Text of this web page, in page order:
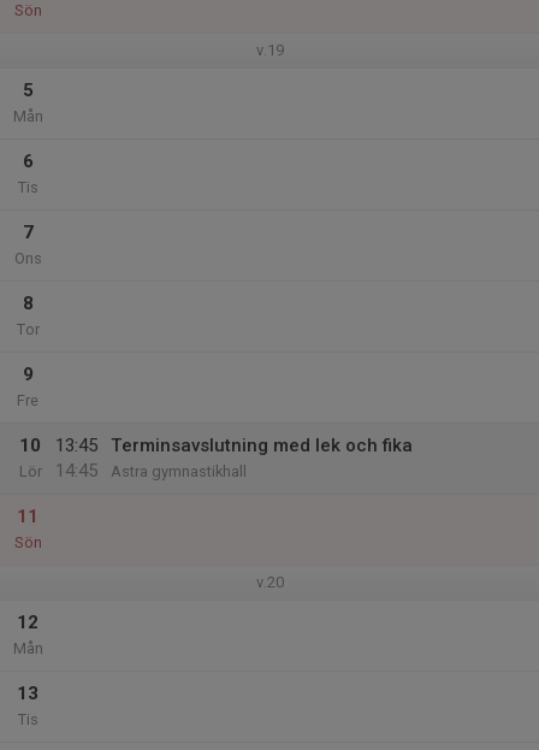
Sön
v.19
5
Mån
6
Tis
7
Ons
8
Tor
9
Fre
10
Lör
13:45
14:45
Terminsavslutning med lek och fika
Astra gymnastikhall
11
Sön
v.20
12
Mån
13
Tis